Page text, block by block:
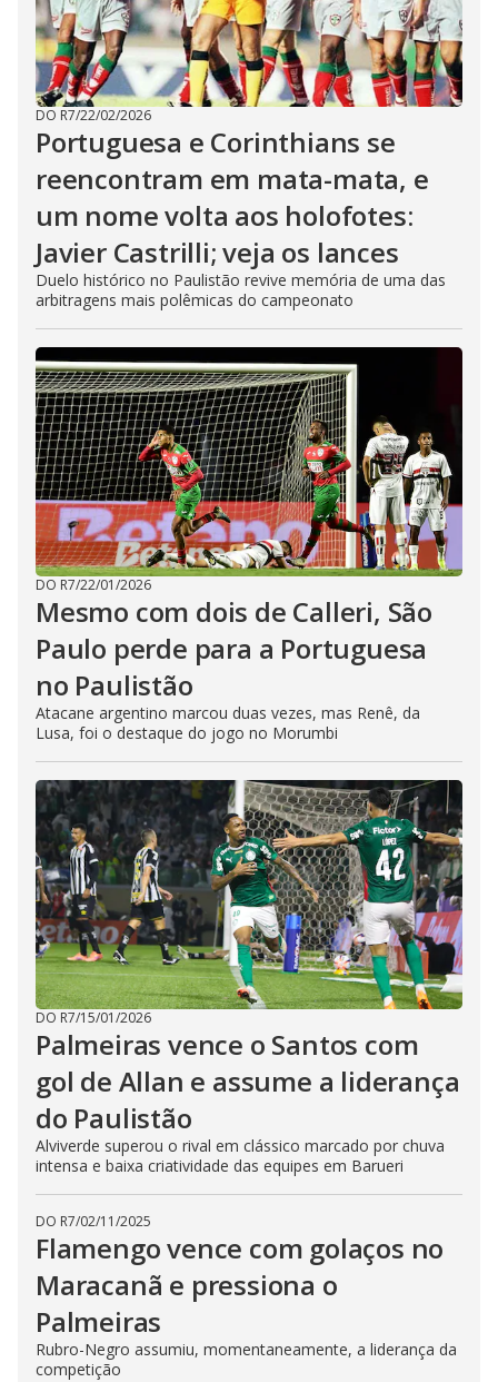
DO R7/22/02/2026
Portuguesa e Corinthians se
reencontram em mata-mata, e
um nome volta aos holofotes:
Javier Castrilli; veja os lances
Duelo histórico no Paulistão revive memória de uma das
arbitragens mais polêmicas do campeonato
DO R7/22/01/2026
Mesmo com dois de Calleri, São
Paulo perde para a Portuguesa
no Paulistão
Atacane argentino marcou duas vezes, mas Renê, da
Lusa, foi o destaque do jogo no Morumbi
DO R7/15/01/2026
Palmeiras vence o Santos com
gol de Allan e assume a liderança
do Paulistão
Alviverde superou o rival em clássico marcado por chuva
intensa e baixa criatividade das equipes em Barueri
DO R7/02/11/2025
Flamengo vence com golaços no
Maracanã e pressiona o
Palmeiras
Rubro-Negro assumiu, momentaneamente, a liderança da
competição